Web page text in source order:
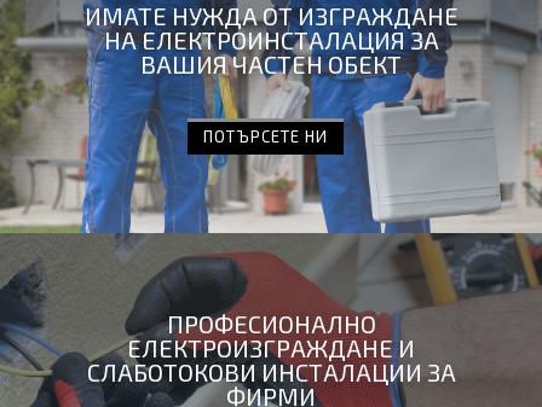
ИМАТЕ НУЖДА ОТ ИЗГРАЖДАНЕ
НА ЕЛЕКТРОИНСТАЛАЦИЯ ЗА
ВАШИЯ ЧАСТЕН ОБЕКТ
ПОТЪРСЕТЕ НИ
ПРОФЕСИОНАЛНО
ЕЛЕКТРОИЗГРАЖДАНЕ И
СЛАБОТОКОВИ ИНСТАЛАЦИИ ЗА
ФИРМИ